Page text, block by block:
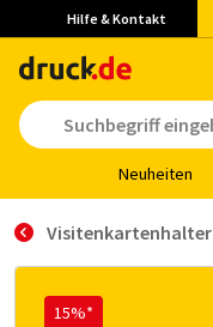
Hilfe & Kontakt
Neu­hei­ten
Visitenkartenhalter
15%*